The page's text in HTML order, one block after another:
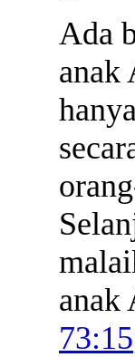
Ada
anak
anak
73:15